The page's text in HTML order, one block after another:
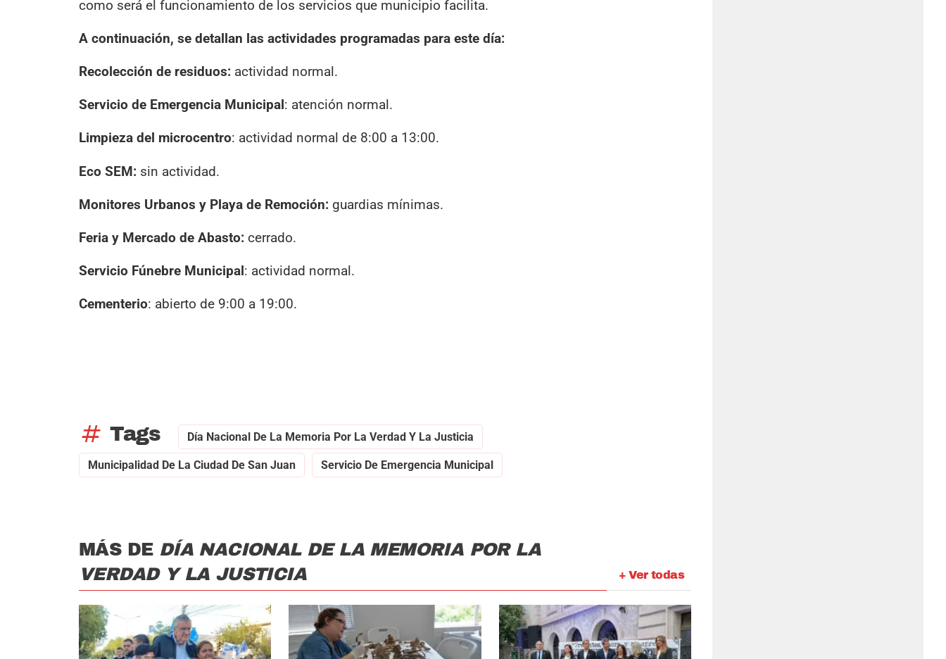
como será el funcionamiento de los servicios que municipio facilita.
A continuación, se detallan las actividades programadas para este día:
Recolección de residuos: actividad normal.
Servicio de Emergencia Municipal: atención normal.
Limpieza del microcentro: actividad normal de 8:00 a 13:00.
Eco SEM: sin actividad.
Monitores Urbanos y Playa de Remoción: guardias mínimas.
Feria y Mercado de Abasto: cerrado.
Servicio Fúnebre Municipal: actividad normal.
Cementerio: abierto de 9:00 a 19:00.
tag Tags Día Nacional De La Memoria Por La Verdad Y La Justicia
Municipalidad De La Ciudad De San Juan Servicio De Emergencia Municipal
+ Ver todas
MÁS DE DÍA NACIONAL DE LA MEMORIA POR LA
VERDAD Y LA JUSTICIA